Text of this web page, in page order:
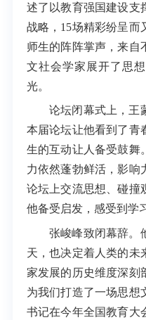
述了以教育强国建设支
战略，15场精彩纷呈而
师生的阵阵掌声，来自
文社会学家展开了思
光。
论坛闭幕式上，王
本届论坛让他看到了青
生的互动让人备受鼓舞
力依然蓬勃鲜活，影响
论坛上交流思想、碰撞
他备受启发，感受到学
张峻峰致闭幕辞。
天，也决定着人类的未
家发展的历史维度深刻
为我们打造了一场思想
书记在今年全国教育大